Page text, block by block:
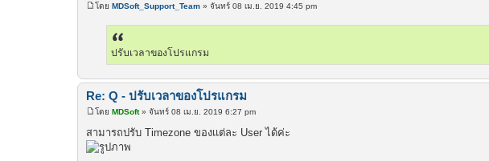
โดย MDSoft_Support_Team » จันทร์ 08 เม.ย. 2019 4:45 pm
ปรับเวลาของโปรแกรม
Re: Q - ปรับเวลาของโปรแกรม
พ
ส
ต์
โดย MDSoft» จันทร์ 08 เม.ย. 2019 6:27 pm
สามารถปรับ Timezone ของเเต่ละ User ได้ค่ะ